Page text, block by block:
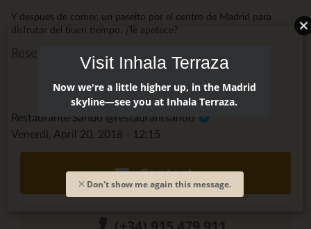
Y despues de comer, un paseito por el centro de Madrid para
disfrutar del buen tiempo. ¿Te apetece?
Reserva ya aquí
Restaurante Sandó @restaurantsando
Venerdì, April 20, 2018 - 12:15
Contact
Visit Inhala Terraza
Now we're a little higher up, in the Madrid
skyline—see you at Inhala Terraza.
Don't show me again this message.